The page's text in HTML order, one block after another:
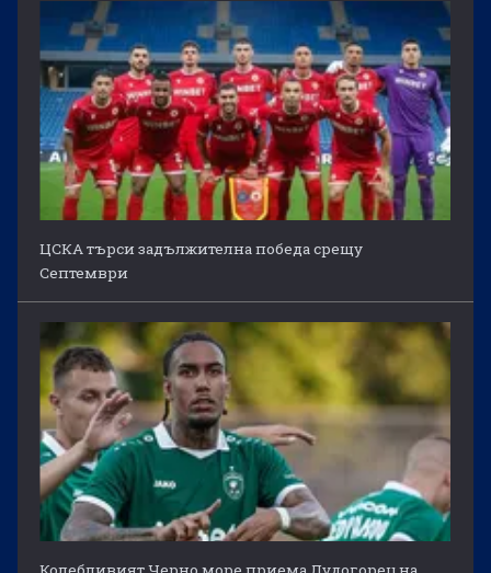
ЦСКА търси задължителна победа срещу
Септември